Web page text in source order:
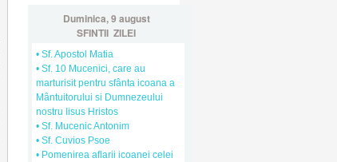
Duminica, 9 august
SFINTII ZILEI
• Sf. Apostol Matia
• Sf. 10 Mucenici, care au
marturisit pentru sfânta icoana a
Mântuitorului si Dumnezeului
nostru Iisus Hristos
• Sf. Mucenic Antonim
• Sf. Cuvios Psoe
• Pomenirea aflarii icoanei celei